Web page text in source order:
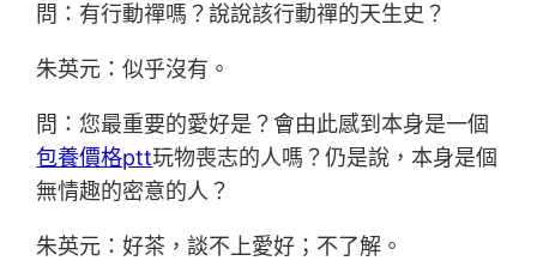
問：有行動禪嗎？說說該行動禪的天生史？
朱英元：似乎沒有。
問：您最重要的愛好是？會由此感到本身是一個
包養價格ptt玩物喪志的人嗎？仍是說，本身是個
無情趣的密意的人？
朱英元：好茶，談不上愛好；不了解。